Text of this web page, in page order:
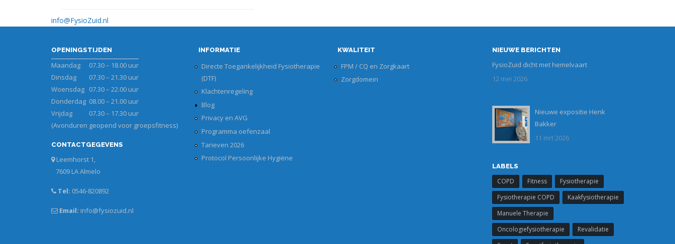
info@FysioZuid.nl
OPENINGSTIJDEN
Maandag
07.30 – 18.00 uur
Dinsdag
07.30 – 21.30 uur
Woensdag 07.30 – 22.00 uur
Donderdag 08.00 – 21.00 uur
Vrijdag
07.30 – 17.30 uur
(Avonduren geopend voor groepsfitness)
CONTACTGEGEVENS
Leemhorst 1,
7609 LA Almelo
Tel: 0546-820892
Email: info@fysiozuid.nl
INFORMATIE
Directe Toegankelijkheid Fysiotherapie
(DTF)
Klachtenregeling
Blog
Privacy en AVG
Programma oefenzaal
Tarieven 2026
Protocol Persoonlijke Hygiëne
KWALITEIT
FPM / CQ en Zorgkaart
Zorgdomein
NIEUWE BERICHTEN
FysioZuid dicht met hemelvaart
12 mei 2026
expositie_1.jpg
Nieuwe expositie Henk
Bakker
11 mrt 2026
LABELS
COPD Fitness
Fysiotherapie
Fysiotherapie COPD
Kaakfysiotherapie
Manuele Therapie
Oncologiefysiotherapie
Revalidatie